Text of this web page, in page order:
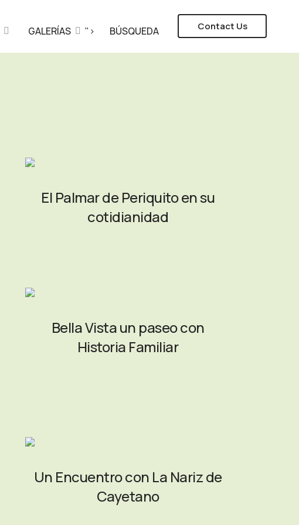
Contact Us
GALERÍAS "> BÚSQUEDA
El Palmar de Periquito en su
cotidianidad
Bella Vista un paseo con
Historia Familiar
Un Encuentro con La Nariz de
Cayetano